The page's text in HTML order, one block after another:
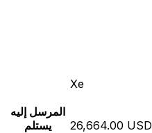
Xe
المرسل إليه
يستلم
26,664.00 USD